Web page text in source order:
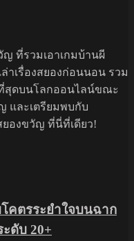
ญ ที่รวมเอาเกมบ้านผี
าเรื่องสยองก่อนนอน รวม
สุดบนโลกออนไลน์ขณะ
และเตรียมพบกับ
ยองขวัญ ที่นี่ที่เดียว!
คตรระยำใจบนฉาก
ดับ 20+